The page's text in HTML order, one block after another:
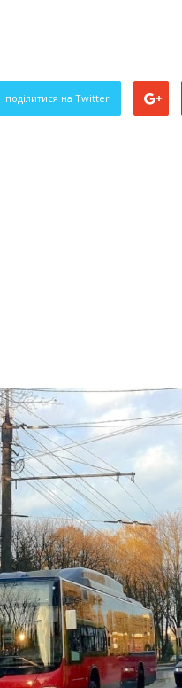
поділитися на Twitter